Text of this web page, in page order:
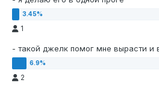
1
- такой джелк помог мне вырасти и
2